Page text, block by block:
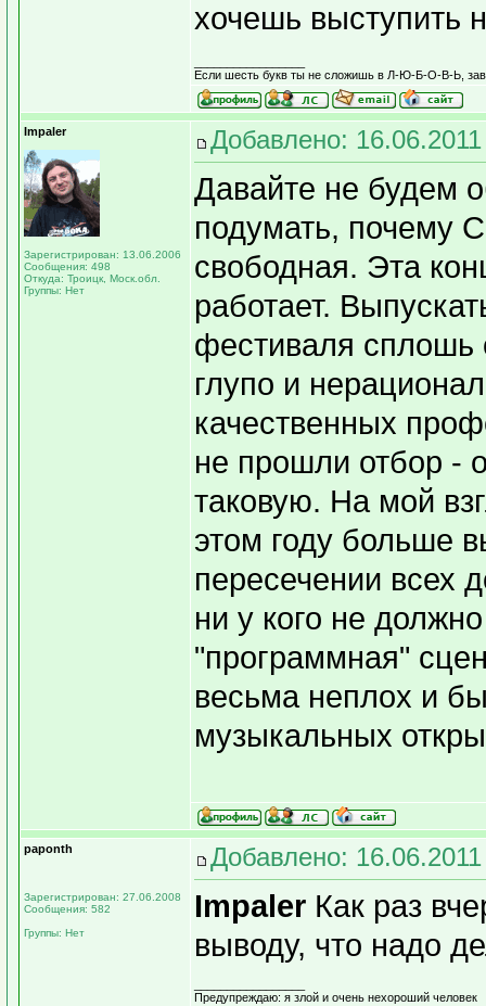
хочешь выступить
Если шесть букв ты не сложишь в Л-Ю-Б-О-В-Ь,
Impaler
Зарегистрирован: 13.06.2006
Сообщения: 498
Откуда: Троицк, Моск.обл.
Группы: Нет
Добавлено:
Давайте не будем
подумать, почему
свободная. Эта
работает.
фестиваля сплошь
глупо и
качественных
не прошли отбор -
таковую. На мой
этом году больше
пересечении всех
ни у кого не
"программная"
весьма неплох и
музыкальных
paponth
Зарегистрирован: 27.06.2008
Сообщения: 582
Группы: Нет
Добавлено:
Impaler Как раз
выводу, что надо
Предупреждаю: я злой и очень нехороший человек